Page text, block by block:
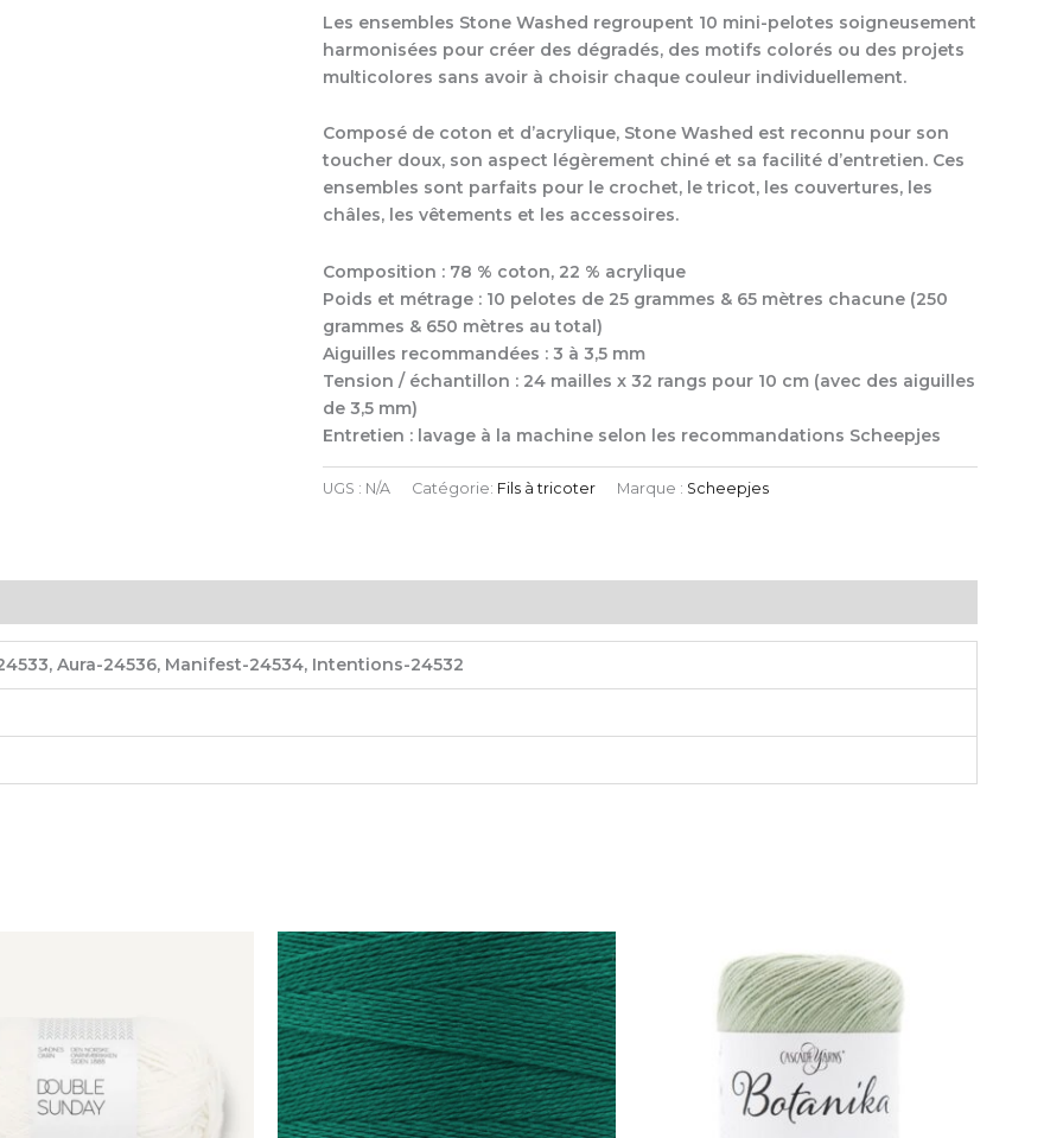
Les ensembles Stone Washed regroupent 10 mini-pelotes soigneusement
harmonisées pour créer des dégradés, des motifs colorés ou des projets
multicolores sans avoir à choisir chaque couleur individuellement.
Composé de coton et d’acrylique, Stone Washed est reconnu pour son
toucher doux, son aspect légèrement chiné et sa facilité d’entretien. Ces
ensembles sont parfaits pour le crochet, le tricot, les couvertures, les
châles, les vêtements et les accessoires.
Composition : 78 % coton, 22 % acrylique
Poids et métrage : 10 pelotes de 25 grammes & 65 mètres chacune (250
grammes & 650 mètres au total)
Aiguilles recommandées : 3 à 3,5 mm
Tension / échantillon : 24 mailles x 32 rangs pour 10 cm (avec des aiguilles
de 3,5 mm)
Entretien : lavage à la machine selon les recommandations Scheepjes
UGS : N/A Catégorie: Fils à tricoter Marque : Scheepjes
Aura-24536, Manifest-24534, Intentions-24532